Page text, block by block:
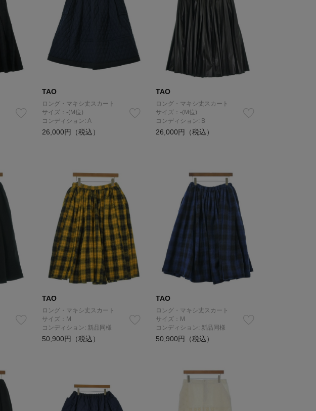
TAO
ロング・マキシ丈スカート
サイズ：-(M位)
コンディション: A
26,000円（税込）
TAO
ロング・マキシ丈スカート
サイズ：-(M位)
コンディション: B
26,000円（税込）
TAO
ロング・マキシ丈スカート
サイズ：M
コンディション: 新品同様
50,900円（税込）
TAO
ロング・マキシ丈スカート
サイズ：M
コンディション: 新品同様
50,900円（税込）